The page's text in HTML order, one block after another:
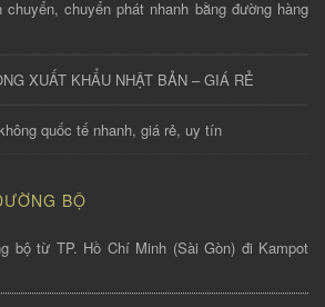
chuyển phát nhanh bằng đường hàng
XUẤT KHẨU NHẬT BẢN – GIÁ RẺ
quốc tế nhanh, giá rẻ, uy tín
BỘ
bộ từ TP. Hồ Chí Minh (Sài Gòn) đi Kampot